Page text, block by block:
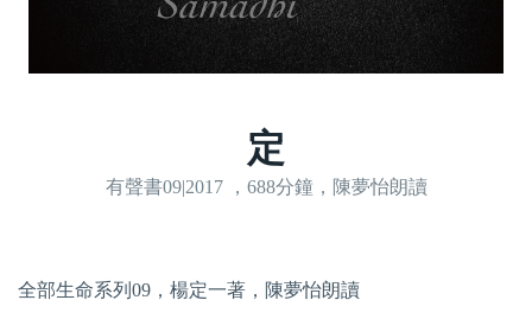
定
有聲書09|2017 ，688分鐘，陳夢怡朗讀
全部生命系列09，楊定一著，陳夢怡朗讀